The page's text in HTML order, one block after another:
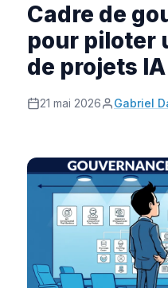
Cadre de
pour piloter
de projets IA
21 mai 2026 Gabriel